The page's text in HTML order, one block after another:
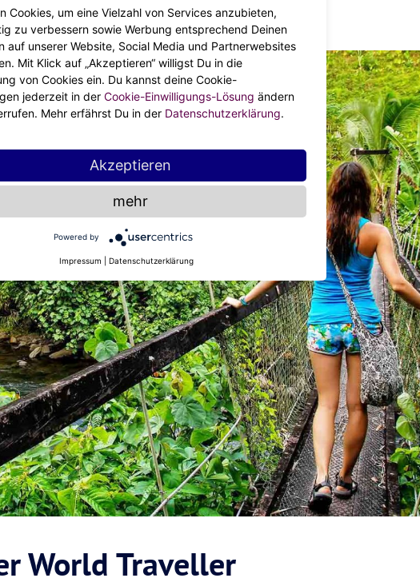
World Traveller
Cookies, um eine Vielzahl von Services anzubieten,
zu verbessern sowie Werbung entsprechend Deinen
auf unserer Website, Social Media und Partnerwebsites
Mit Klick auf „Akzeptieren“ willigst Du in die
von Cookies ein. Du kannst deine Cookie-
jederzeit in der Cookie-Einwilligungs-Lösung ändern
Mehr erfährst Du in der Datenschutzerklärung.
Akzeptieren
mehr
Powered by
Impressum Datenschutzerklärung